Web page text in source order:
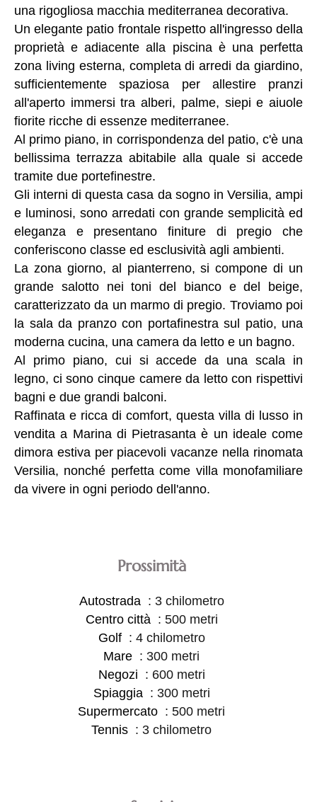
una rigogliosa macchia mediterranea decorativa.
Un elegante patio frontale rispetto all'ingresso della
proprietà e adiacente alla piscina è una perfetta
zona living esterna, completa di arredi da giardino,
sufficientemente spaziosa per allestire pranzi
all'aperto immersi tra alberi, palme, siepi e aiuole
fiorite ricche di essenze mediterranee.
Al primo piano, in corrispondenza del patio, c'è una
bellissima terrazza abitabile alla quale si accede
tramite due portefinestre.
Gli interni di questa casa da sogno in Versilia, ampi
e luminosi, sono arredati con grande semplicità ed
eleganza e presentano finiture di pregio che
conferiscono classe ed esclusività agli ambienti.
La zona giorno, al pianterreno, si compone di un
grande salotto nei toni del bianco e del beige,
caratterizzato da un marmo di pregio. Troviamo poi
la sala da pranzo con portafinestra sul patio, una
moderna cucina, una camera da letto e un bagno.
Al primo piano, cui si accede da una scala in
legno, ci sono cinque camere da letto con rispettivi
bagni e due grandi balconi.
Raffinata e ricca di comfort, questa villa di lusso in
vendita a Marina di Pietrasanta è un ideale come
dimora estiva per piacevoli vacanze nella rinomata
Versilia, nonché perfetta come villa monofamiliare
da vivere in ogni periodo dell'anno.
Prossimità
Autostrada
3 chilometro
Centro città
500 metri
Golf
4 chilometro
Mare
300 metri
Negozi
600 metri
Spiaggia
300 metri
Supermercato
500 metri
Tennis
3 chilometro